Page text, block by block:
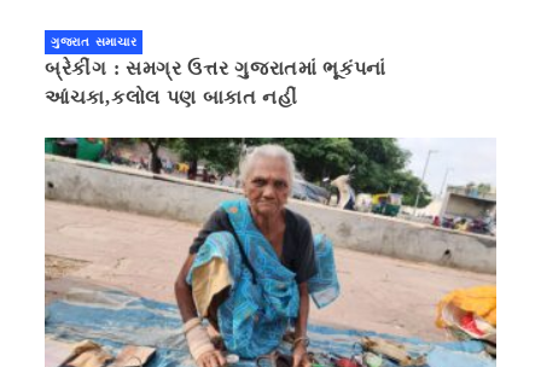
ગુજરાત સમાચાર
બ્રેકીંગ : સમગ્ર ઉત્તર ગુજરાતમાં ભૂકંપનાં
આંચકા,કલોલ પણ બાકાત નહીં